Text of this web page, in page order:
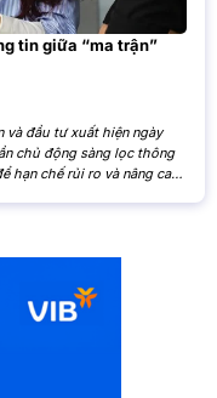
tin giữa “ma trận”
và đầu tư xuất hiện ngày
chủ động sàng lọc thông
hạn chế rủi ro và nâng cao